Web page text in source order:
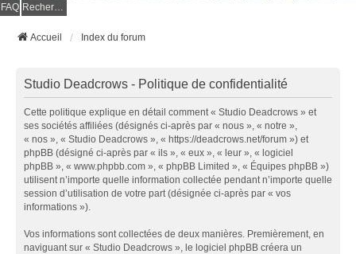
FAQ Rechercher
Accueil Index du forum
Studio Deadcrows - Politique de confidentialité
Cette politique explique en détail comment « Studio Deadcrows » et
ses sociétés affiliées (désignés ci-après par « nous », « notre »,
« nos », « Studio Deadcrows », « https://deadcrows.net/forum ») et
phpBB (désigné ci-après par « ils », « eux », « leur », « logiciel
phpBB », « www.phpbb.com », « phpBB Limited », « Équipes phpBB »)
utilisent n’importe quelle information collectée pendant n’importe quelle
session d’utilisation de votre part (désignée ci-après par « vos
informations »).
Vos informations sont collectées de deux manières. Premièrement, en
naviguant sur « Studio Deadcrows », le logiciel phpBB créera un